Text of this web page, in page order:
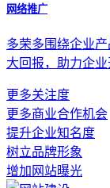
网络推广
多荣多围绕企业
大回报，助力企
更多关注度
更多商业合作机会
提升企业知名度
树立品牌形象
增加网站曝光